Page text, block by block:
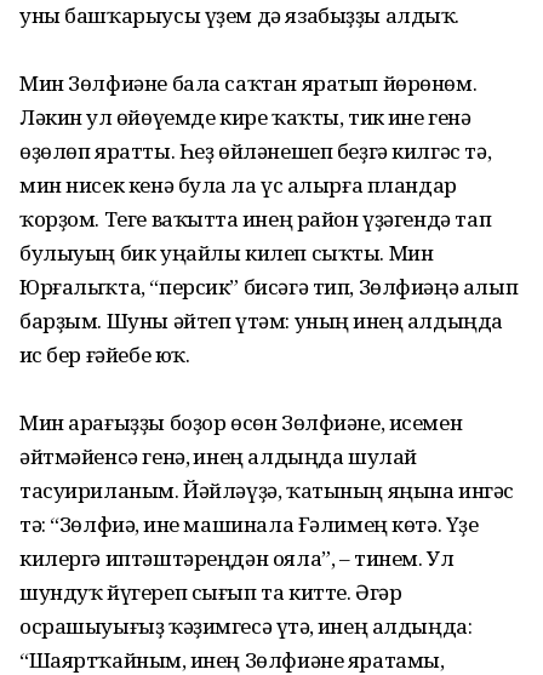
уны башҡарыусы үҙем дә язабыҙҙы алдыҡ.
Мин Зөлфиәне бала саҡтан яратып йөрөнөм.
Ләкин ул һөйөүемде кире ҡаҡты, тик һине генә
өҙөлөп яратты. Һеҙ өйләнешеп беҙгә килгәс тә,
мин нисек кенә булһа ла үс алырға пландар
ҡорҙом. Теге ваҡытта һинең район үҙәгендә тап
булыуың бик уңайлы килеп сыҡты. Мин
Юрғалыҡта, “персик” бисәгә тип, Зөлфиәңә алып
барҙым. Шуны әйтеп үтәм: уның һинең алдыңда
һис бер ғәйебе юҡ.
Мин арағыҙҙы боҙор өсөн Зөлфиәне, исемен
әйтмәйенсә генә, һинең алдыңда шулай
тасуириланым. Йәйләүҙә, ҡатының яңына ингәс
тә: “Зөлфиә, һине машинала Ғәлимең көтә. Үҙе
килергә иптәштәреңдән ояла”, – тинем. Ул
шундуҡ йүгереп сығып та китте. Әгәр
осрашыуығыҙ ҡәҙимгесә үтһә, һинең алдыңда:
“Шаяртҡайным, һинең Зөлфиәне яратамы,